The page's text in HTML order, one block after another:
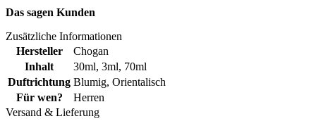
Das sagen Kunden
Zusätzliche Informationen
Hersteller
Chogan
Inhalt
30ml, 3ml, 70ml
Duftrichtung Blumig, Orientalisch
Für wen?
Herren
Versand & Lieferung